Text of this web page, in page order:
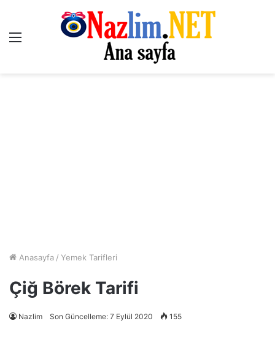
Menü
Anasayfa / Yemek Tarifleri
Çiğ Börek Tarifi
Nazlim Son Güncelleme: 7 Eylül 2020 155